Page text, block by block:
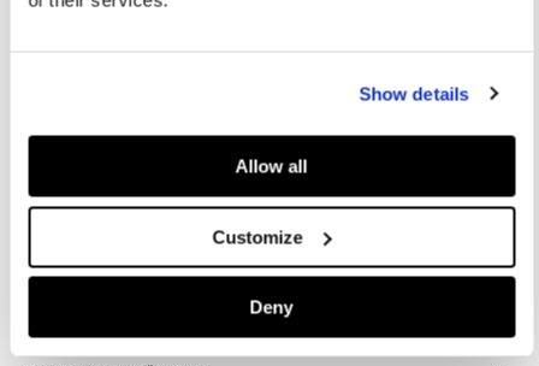
Show details
Allow all
Customize
Deny
Werktagen
im Store
Kostenlose ruckgabe